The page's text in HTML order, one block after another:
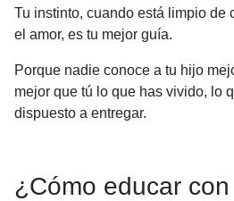
Tu instinto, cuando está limpio de
el amor, es tu mejor guía.
Porque nadie conoce a tu hijo
mejor que tú lo que has vivido, lo
dispuesto a entregar.
¿Cómo educar